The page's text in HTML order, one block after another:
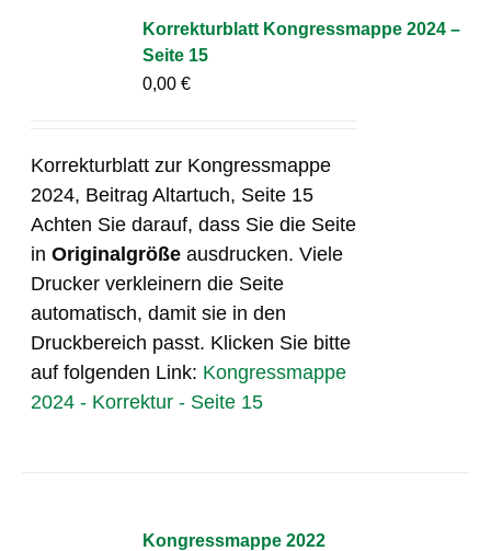
Korrekturblatt Kongressmappe 2024 –
Seite 15
0,00€
Korrekturblatt zur Kongressmappe
2024, Beitrag Altartuch, Seite 15
Achten Sie darauf, dass Sie die Seite
inOriginalgröße ausdrucken. Viele
Drucker verkleinern die Seite
automatisch, damit sie in den
Druckbereich passt. Klicken Sie bitte
auf folgenden Link: Kongressmappe
2024 - Korrektur - Seite 15
Kongressmappe 2022